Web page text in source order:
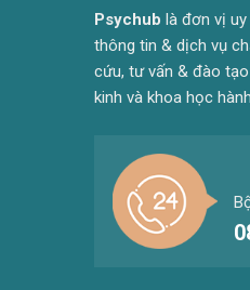
Psychub là đơn vị
thông tin & dịch vụ
cứu, tư vấn & đào
kinh và khoa học